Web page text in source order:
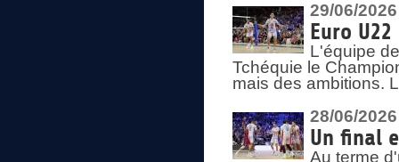
29/06/2026
Euro
L'équipe
Tchéquie le
mais des ambitions.
28/06/2026
Un final
Au terme